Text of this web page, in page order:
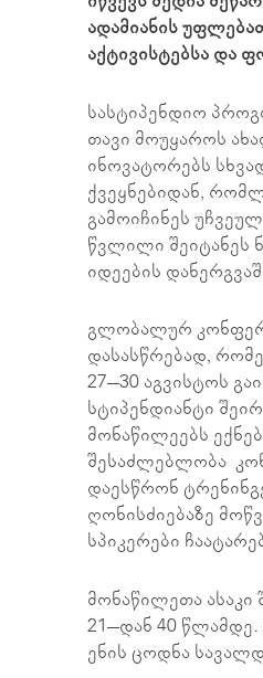
ადამიანის
აქტივისტებსა და
სასტიპენდიო
თავი მოუყაროს
ინოვატორებს
ქვეყნებიდან,
გამოიჩინეს
წვლილი შეიტანეს
იდეების
გლობალურ
დასასწრებად,
27–30 აგვისტოს
სტიპენდიანტი
მონაწილეებს
შესაძლებლობა
დაესწრონ
ღონისძიებაზე
სპიკერები
მონაწილეთა
21–დან 40
ენის ცოდნა